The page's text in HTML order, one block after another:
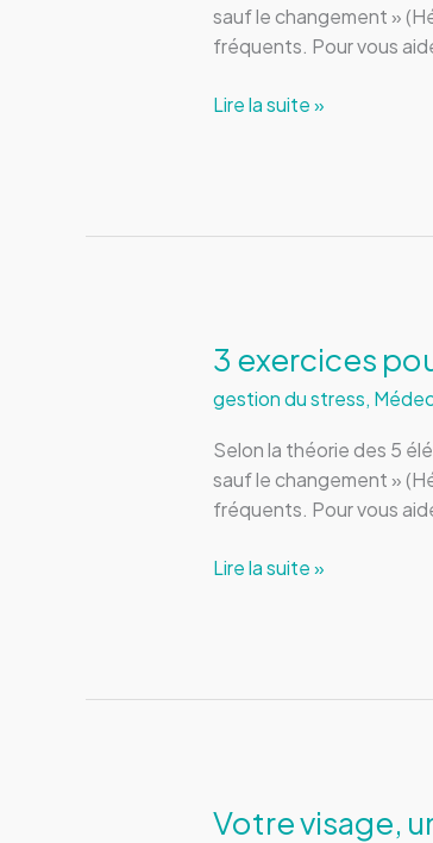
sauf le changement »
fréquents. Pour vous
3Lire la suite »
3 exercices
gestion du stress,
Selon la théorie des 5
sauf le changement »
fréquents. Pour vous
3Lire la suite »
Votre visage,